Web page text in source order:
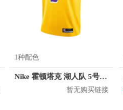
1种配色
Nike 霍顿塔克 湖人队 5号球衣
暂无购买链接